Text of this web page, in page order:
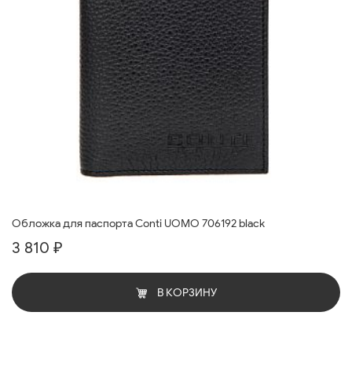
Обложка для паспорта Conti UOMO 706192 black
3 810 ₽
В КОРЗИНУ